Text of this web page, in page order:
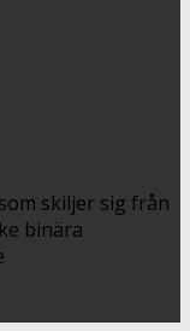
skiljer sig från
binära